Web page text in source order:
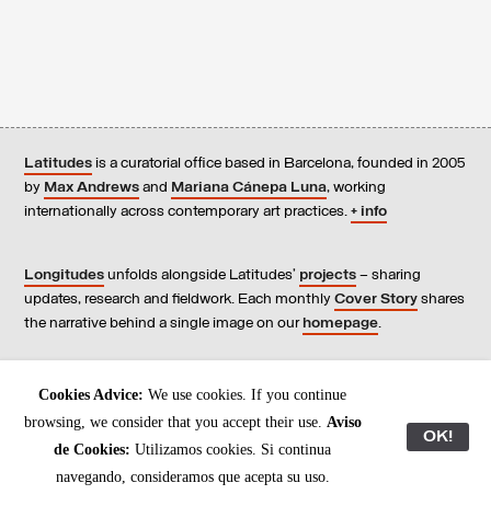
Latitudes is a curatorial office based in Barcelona, founded in 2005
by Max Andrews and Mariana Cánepa Luna, working
internationally across contemporary art practices. + info
Longitudes unfolds alongside Latitudes’ projects – sharing
updates, research and fieldwork. Each monthly Cover Story shares
the narrative behind a single image on our homepage.
Contact us, subscribe to our newsletters
, and read our
All content © Latitudes 2005—2026
Cookies Advice: We use cookies. If you continue
browsing, we consider that you accept their use. Aviso
de Cookies: Utilizamos cookies. Si continua
navegando, consideramos que acepta su uso.
OK!